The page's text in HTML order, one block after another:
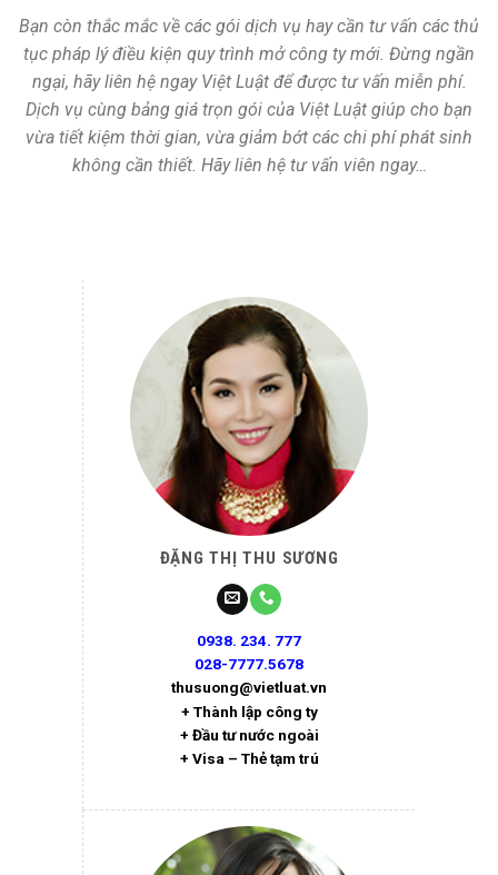
Bạn còn thắc mắc về các gói dịch vụ hay cần tư vấn các thủ
tục pháp lý điều kiện quy trình mở công ty mới. Đừng ngần
ngại, hãy liên hệ ngay Việt Luật để được tư vấn miễn phí.
Dịch vụ cùng bảng giá trọn gói của Việt Luật giúp cho bạn
vừa tiết kiệm thời gian, vừa giảm bớt các chi phí phát sinh
không cần thiết. Hãy liên hệ tư vấn viên ngay…
ĐẶNG THỊ THU SƯƠNG
0938. 234. 777
028-7777.5678
thusuong@vietluat.vn
+ Thành lập công ty
+ Đầu tư nước ngoài
+ Visa – Thẻ tạm trú